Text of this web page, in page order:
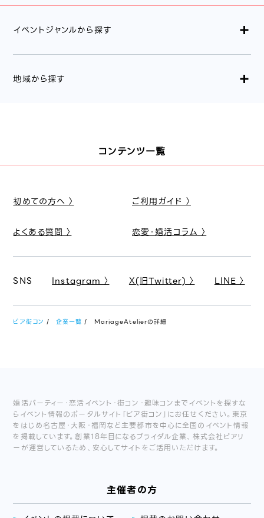
イベントジャンルから探す
地域から探す
コンテンツ一覧
初めての方へ 〉 ご利用ガイド 〉
よくある質問 〉 恋愛・婚活コラム 〉
SNS Instagram 〉 X(旧Twitter) 〉 LINE 〉
ピア街コン 企業一覧 MariageAtelierの詳細
婚活パーティー・恋活イベント・街コン・趣味コンまでイベントを探すな
らイベント情報のポータルサイト「ピア街コン」にお任せください。東京
をはじめ名古屋・大阪・福岡など主要都市を中心に全国のイベント情報
を掲載しています。創業18年目になるブライダル企業、株式会社ピアリ
ーが運営しているため、安心してサイトをご活用いただけます。
主催者の方